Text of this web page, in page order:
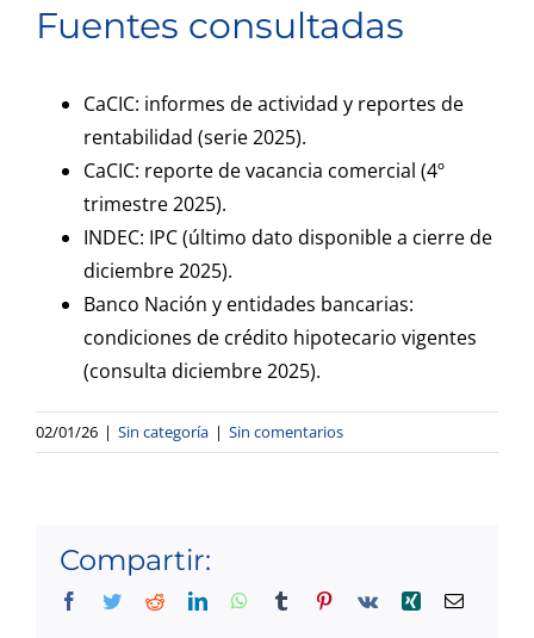
Fuentes consultadas
CaCIC: informes de actividad y reportes de
rentabilidad (serie 2025).
CaCIC: reporte de vacancia comercial (4º
trimestre 2025).
INDEC: IPC (último dato disponible a cierre de
diciembre 2025).
Banco Nación y entidades bancarias:
condiciones de crédito hipotecario vigentes
(consulta diciembre 2025).
02/01/26 | Sin categoría | Sin comentarios
Compartir:
Facebook
TwitterRedditLinkedInWhatsApp
Tumblr Pinterest
Vk Xing Correo
Las